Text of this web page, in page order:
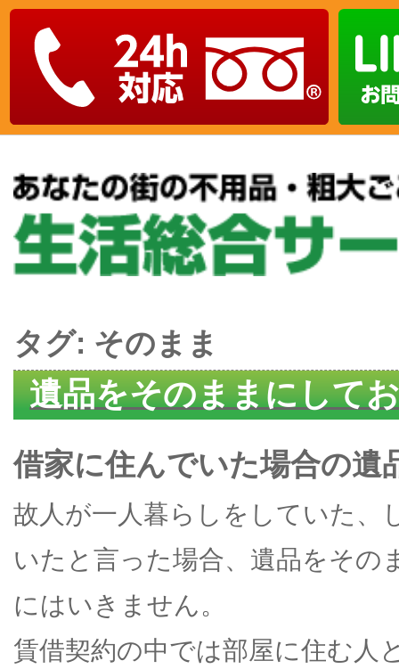
タグ: そのまま
遺品をそのままにして
借家に住んでいた場合の遺
故人が一人暮らしをしていた、
いたと言った場合、遺品をその
にはいきません。
賃借契約の中では部屋に住む人